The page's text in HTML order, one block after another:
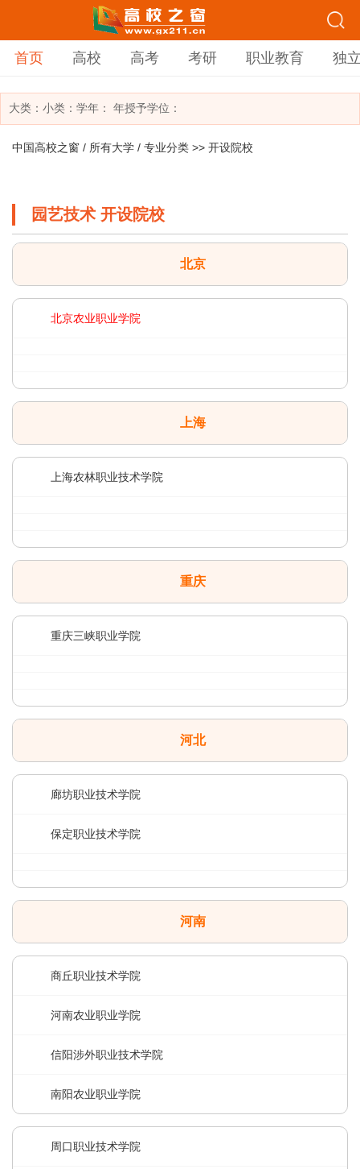
首页 高校 高考 考研 职业教育 独
大类： 小类： 学年： 年授予学位：
中国高校之窗 / 所有大学 / 专业分类 >> 开设院校
园艺技术 开设院校
北京
北京农业职业学院
上海
上海农林职业技术学院
重庆
重庆三峡职业学院
河北
廊坊职业技术学院
保定职业技术学院
河南
商丘职业技术学院
河南农业职业学院
信阳涉外职业技术学院
南阳农业职业学院
周口职业技术学院